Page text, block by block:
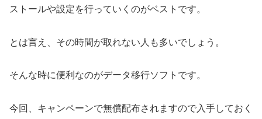
ストールや設定を行っていくのがベストです。
とは言え、その時間が取れない人も多いでしょう。
そんな時に便利なのがデータ移行ソフトです。
今回、キャンペーンで無償配布されますので入手しておく